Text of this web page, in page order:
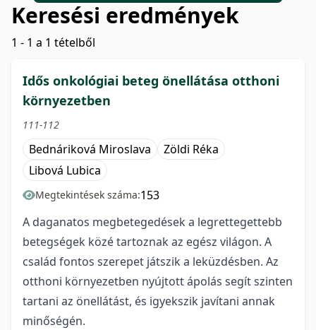
Keresési eredmények
1 - 1 a 1 tételből
Idős onkológiai beteg önellátása otthoni
környezetben
111-112
Bednáriková Miroslava
Zöldi Réka
Libová Lubica
Megtekintések száma:153
A daganatos megbetegedések a legrettegettebb
betegségek közé tartoznak az egész világon. A
család fontos szerepet játszik a leküzdésben. Az
otthoni környezetben nyújtott ápolás segít szinten
tartani az önellátást, és igyekszik javítani annak
minőségén.